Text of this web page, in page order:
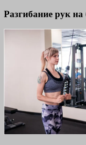
Разгибание рук на